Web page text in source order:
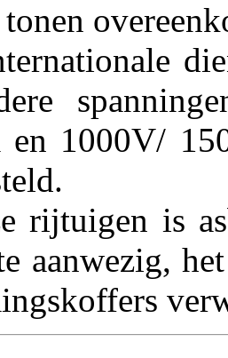
1000V/
rijtuigen is
aanwezig,